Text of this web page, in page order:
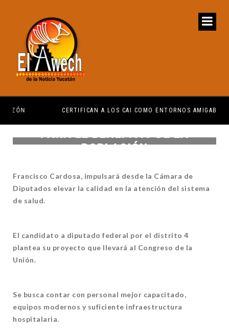
CERTIFICAN A LOS CAI COMO ENTORNOS AMIGABLES
PARA EL BENEFICIO DE LA
POBLACIÓN
Francisco Cardosa, impulsará desde la Cámara de
Diputados elevar la calidad en la atención del sistema
de salud.
El candidato a diputado federal por el distrito 4
plantea su proyecto que llevará al Congreso de la
Unión.
Se busca contar con personal mejor capacitado,
equipos modernos y suficiente infraestructura
hospitalaria.